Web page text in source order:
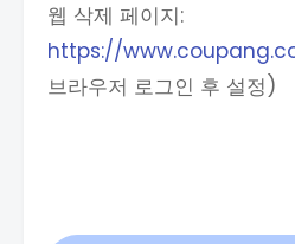
웹 삭제 페이지:
https://
브라우저 로그인 후 설정)